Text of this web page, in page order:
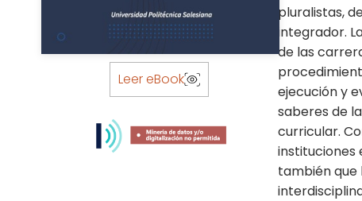
Leer eBook
pluralistas,
integrador.
de las
ejecución y
saberes de
curricular.
instituciones
también que